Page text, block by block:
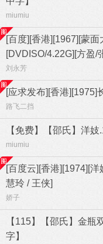
miumiu
[百度][香港][1967][蒙
[DVDISO/4.22G][方盈/
刘永芳
[应求发布][香港][1975]
路飞二挡
【免费】【邵氏】洋
miumiu
[百度云][香港][1974][洋
慧玲 / 王侠]
娇子
【115】【邵氏】金瓶
字】